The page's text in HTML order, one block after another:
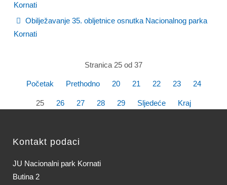
Kornati
Obilježavanje 35. obljetnice osnutka Nacionalnog parka
Kornati
Stranica 25 od 37
Početak Prethodno 20 21 22 23 24
25 26 27 28 29 Sljedeće Kraj
Kontakt podaci
JU Nacionalni park Kornati
Butina 2